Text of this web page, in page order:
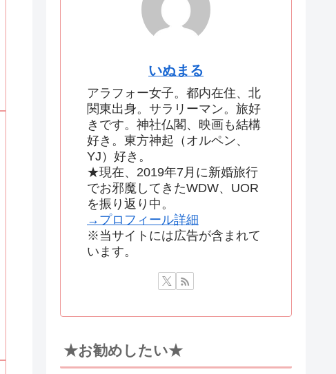
いぬまる
アラフォー女子。都内在住、北
関東出身。サラリーマン。旅好
きです。神社仏閣、映画も結構
好き。東方神起（オルペン、
YJ）好き。
★現在、2019年7月に新婚旅行
でお邪魔してきたWDW、UOR
を振り返り中。
→プロフィール詳細
※当サイトには広告が含まれて
います。
★お勧めしたい★